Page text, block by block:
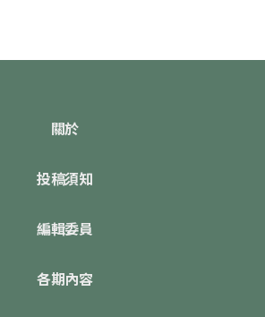
關於
投稿須知
編輯委員
各期內容